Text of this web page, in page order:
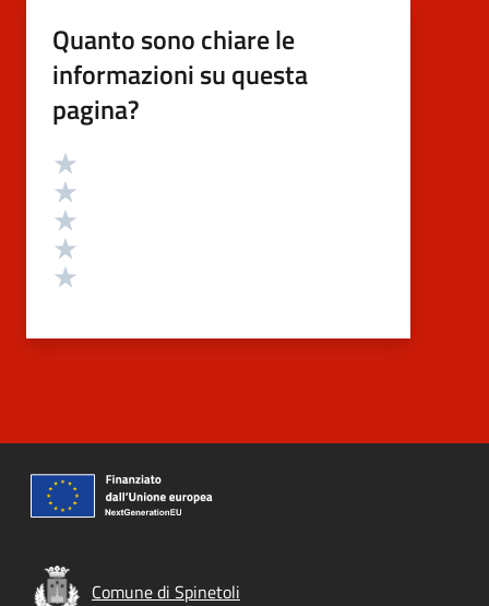
Quanto sono chiare le
informazioni su questa
pagina?
Valutazione
Comune di Spinetoli